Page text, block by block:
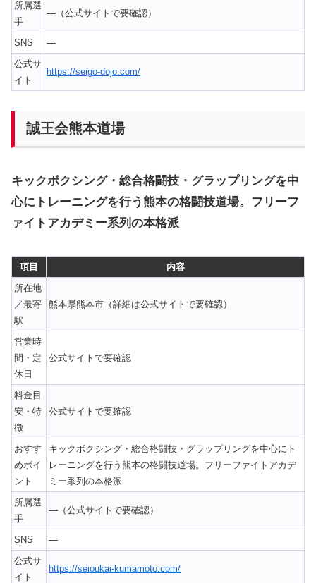
所属選
手
—（公式サイトで要確認）
SNS
—
公式サ
イト
https://seigo-dojo.com/
誠王会熊本道場
キックボクシング・総合格闘技・グラップリングを中
心にトレーニングを行う熊本の格闘技道場。フリーフ
ァイトアカデミー系列の本格派
項目
内容
所在地
／最寄
駅
熊本県熊本市（詳細は公式サイトで要確認）
営業時
間・定
休日
公式サイトで要確認
料金目
安・特
徴
公式サイトで要確認
おすす
めポイ
ント
キックボクシング・総合格闘技・グラップリングを中心にト
レーニングを行う熊本の格闘技道場。フリーファイトアカデ
ミー系列の本格派
所属選
手
—（公式サイトで要確認）
SNS
—
公式サ
イト
https://seioukai-kumamoto.com/